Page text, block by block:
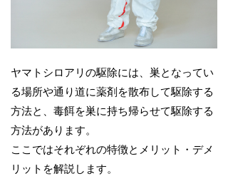
ヤマトシロアリの駆除には、巣となってい
る場所や通り道に薬剤を散布して駆除する
方法と、毒餌を巣に持ち帰らせて駆除する
方法があります。
ここではそれぞれの特徴とメリット・デメ
リットを解説します。